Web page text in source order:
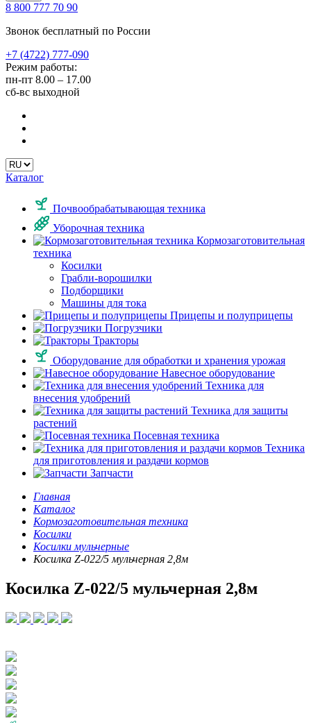
8 800 777 70 90
Звонок бесплатный по России
+7 (4722) 777-090
Режим работы:
пн-пт 8.00 – 17.00
сб-вс выходной
Каталог
Почвообрабатывающая техника
Уборочная техника
Кормозаготовительная
техника
Косилки
Грабли-ворошилки
Подборщики
Машины для тока
Прицепы и полуприцепы
Погрузчики
Тракторы
Оборудование для обработки и хранения урожая
Навесное оборудование
Техника для
внесения удобрений
Техника для защиты
растений
Посевная техника
Техника
для приготовления и раздачи кормов
Запчасти
Главная
Каталог
Кормозаготовительная техника
Косилки
Косилки мульчерные
Косилка Z-022/5 мульчерная 2,8м
Косилка Z-022/5 мульчерная 2,8м